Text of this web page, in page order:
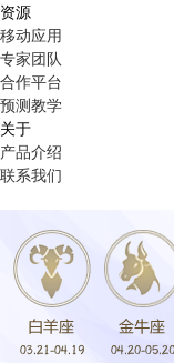
资源
移动应用
专家团队
合作平台
预测教学
关于
产品介绍
联系我们